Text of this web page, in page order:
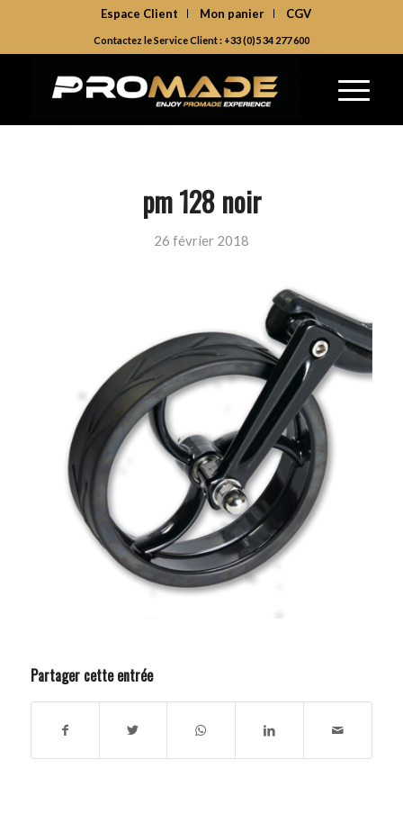
Espace Client Mon panier CGV
Contactez le Service Client : +33 (0)5 34 277 600
pm 128 noir
26 février 2018
Partager cette entrée